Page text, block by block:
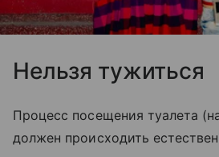
Нельзя тужиться
Процесс посещения туалета
должен происходить